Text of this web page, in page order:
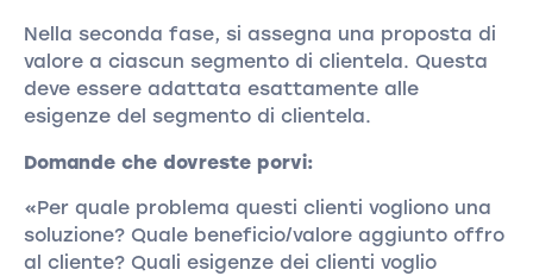
Nella seconda fase, si assegna una proposta di
valore a ciascun segmento di clientela. Questa
deve essere adattata esattamente alle
esigenze del segmento di clientela.
Domande che dovreste porvi:
«Per quale problema questi clienti vogliono una
soluzione? Quale beneficio/valore aggiunto offro
al cliente? Quali esigenze dei clienti voglio